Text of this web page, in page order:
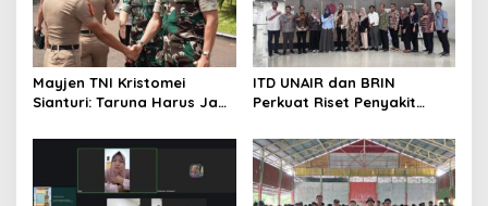
Mayjen TNI Kristomei
Sianturi: Taruna Harus Jadi
ITD UNAIR dan BRIN
Perkuat Riset Penyakit
Kesehatan Nasional